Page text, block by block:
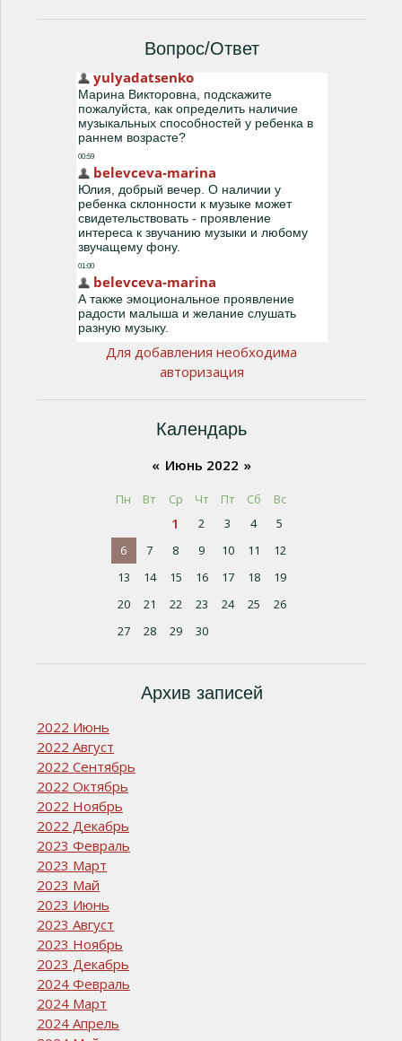
Вопрос/Ответ
Для добавления необходима
авторизация
Календарь
« Июнь 2022 »
Пн Вт Ср Чт Пт Сб Вс
1 2 3 4
5
6
7 8 9 10 11
12
13
14 15 16 17 18
19
20
21 22 23 24 25
26
27
28 29 30
Архив записей
2022 Июнь
2022 Август
2022 Сентябрь
2022 Октябрь
2022 Ноябрь
2022 Декабрь
2023 Февраль
2023 Март
2023 Май
2023 Июнь
2023 Август
2023 Ноябрь
2023 Декабрь
2024 Февраль
2024 Март
2024 Апрель